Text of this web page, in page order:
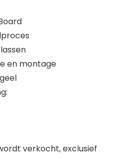
en montage
verkocht, exclusief